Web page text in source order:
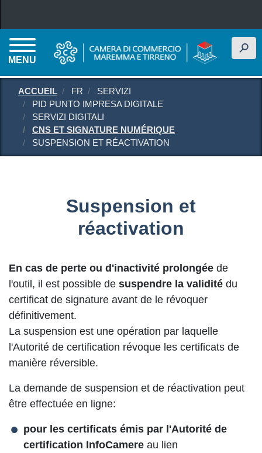
MENU
h
ACCUEIL FR
SERVIZI
PID PUNTO IMPRESA DIGITALE
SERVIZI DIGITALI
CNS ET SIGNATURE NUMÉRIQUE
SUSPENSION ET RÉACTIVATION
Suspension et
réactivation
En cas de perte ou d'inactivité prolongée de
l'outil, il est possible de suspendre la validité du
certificat de signature avant de le révoquer
définitivement.
La suspension est une opération par laquelle
l'Autorité de certification révoque les certificats de
manière réversible.
La demande de suspension et de réactivation peut
être effectuée en ligne:
pour les certificats émis par l'Autorité de
certification InfoCamere au lien